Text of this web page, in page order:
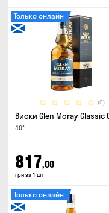
(0)
Только онлайн
Виски Glen Moray Classic
40°
817,00
грн за 1 шт
Только онлайн